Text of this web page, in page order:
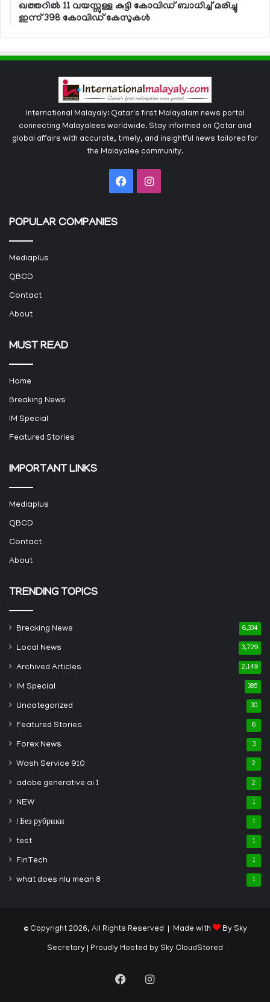
ഖത്തറില്‍ 11 വയസ്സുള്ള കുട്ടി കോവിഡ് ബാധിച്ച് മരിച്ചു
ഇന്ന് 398 കോവിഡ് കേസുകള്‍
International Malayaly: Qatar's first Malayalam news portal
connecting Malayalees worldwide. Stay informed on Qatar and
global affairs with accurate, timely, and insightful news tailored for
the Malayalee community.
FacebookInstagram
POPULAR COMPANIES
Mediaplus
QBCD
Contact
About
MUST READ
Home
Breaking News
IM Special
Featured Stories
IMPORTANT LINKS
Mediaplus
QBCD
Contact
About
TRENDING TOPICS
Breaking News 6,334
Local News 3,729
Archived Articles 2,149
IM Special 385
Uncategorized 30
Featured Stories 6
Forex News 3
Wash Service 910 2
adobe generative ai 1 2
NEW 1
! Без рубрики 1
test 1
FinTech 1
what does nlu mean 8 1
© Copyright 2026, All Rights Reserved | Made with By Sky
Secretary | Proudly Hosted by Sky CloudStored
FacebookInstagram